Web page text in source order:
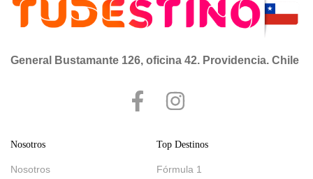
General Bustamante 126, oficina 42. Providencia. Chile
Nosotros
Nosotros
Top Destinos
Fórmula 1